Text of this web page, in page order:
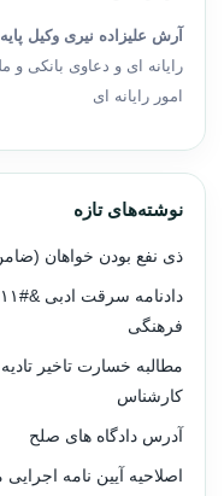
آرش علیزاده نیری وکیل
امور رایانه ای
نوشته‌های تازه
ذی نفع بودن خواهان
فرهنگی
مطالبه خسارت تاخیر
کارشناس
آدرس دادگاه های صلح
اصلاحیه آیین نامه